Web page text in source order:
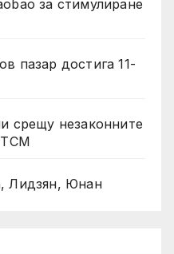
за стимулиране
пазар достига 11-
срещу незаконните
Лидзян, Юнан